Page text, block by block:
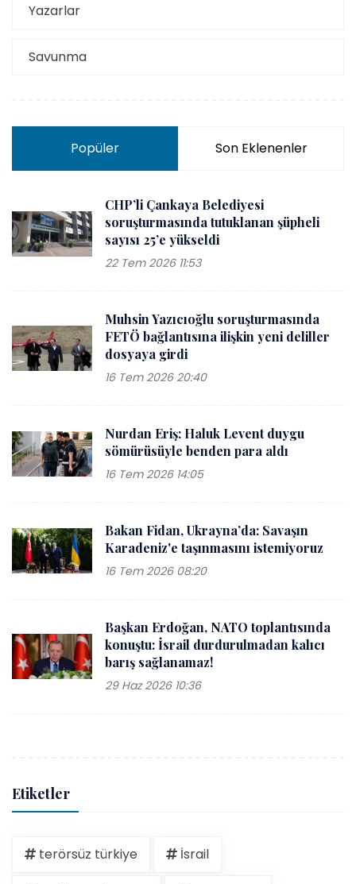
Yazarlar
Savunma
Popüler Son Eklenenler
CHP’li Çankaya Belediyesi
soruşturmasında tutuklanan şüpheli
sayısı 25’e yükseldi
22 Tem 2026 11:53
Muhsin Yazıcıoğlu soruşturmasında
FETÖ bağlantısına ilişkin yeni deliller
dosyaya girdi
16 Tem 2026 20:40
Nurdan Eriş: Haluk Levent duygu
sömürüsüyle benden para aldı
16 Tem 2026 14:05
Bakan Fidan, Ukrayna’da: Savaşın
Karadeniz'e taşınmasını istemiyoruz
16 Tem 2026 08:20
Başkan Erdoğan, NATO toplantısında
konuştu: İsrail durdurulmadan kalıcı
barış sağlanamaz!
29 Haz 2026 10:36
Etiketler
terörsüz türkiye İsrail